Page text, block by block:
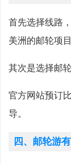
首先选择线路
美洲的邮轮项目
其次是选择邮
官方网站预订
导。
四、邮轮游